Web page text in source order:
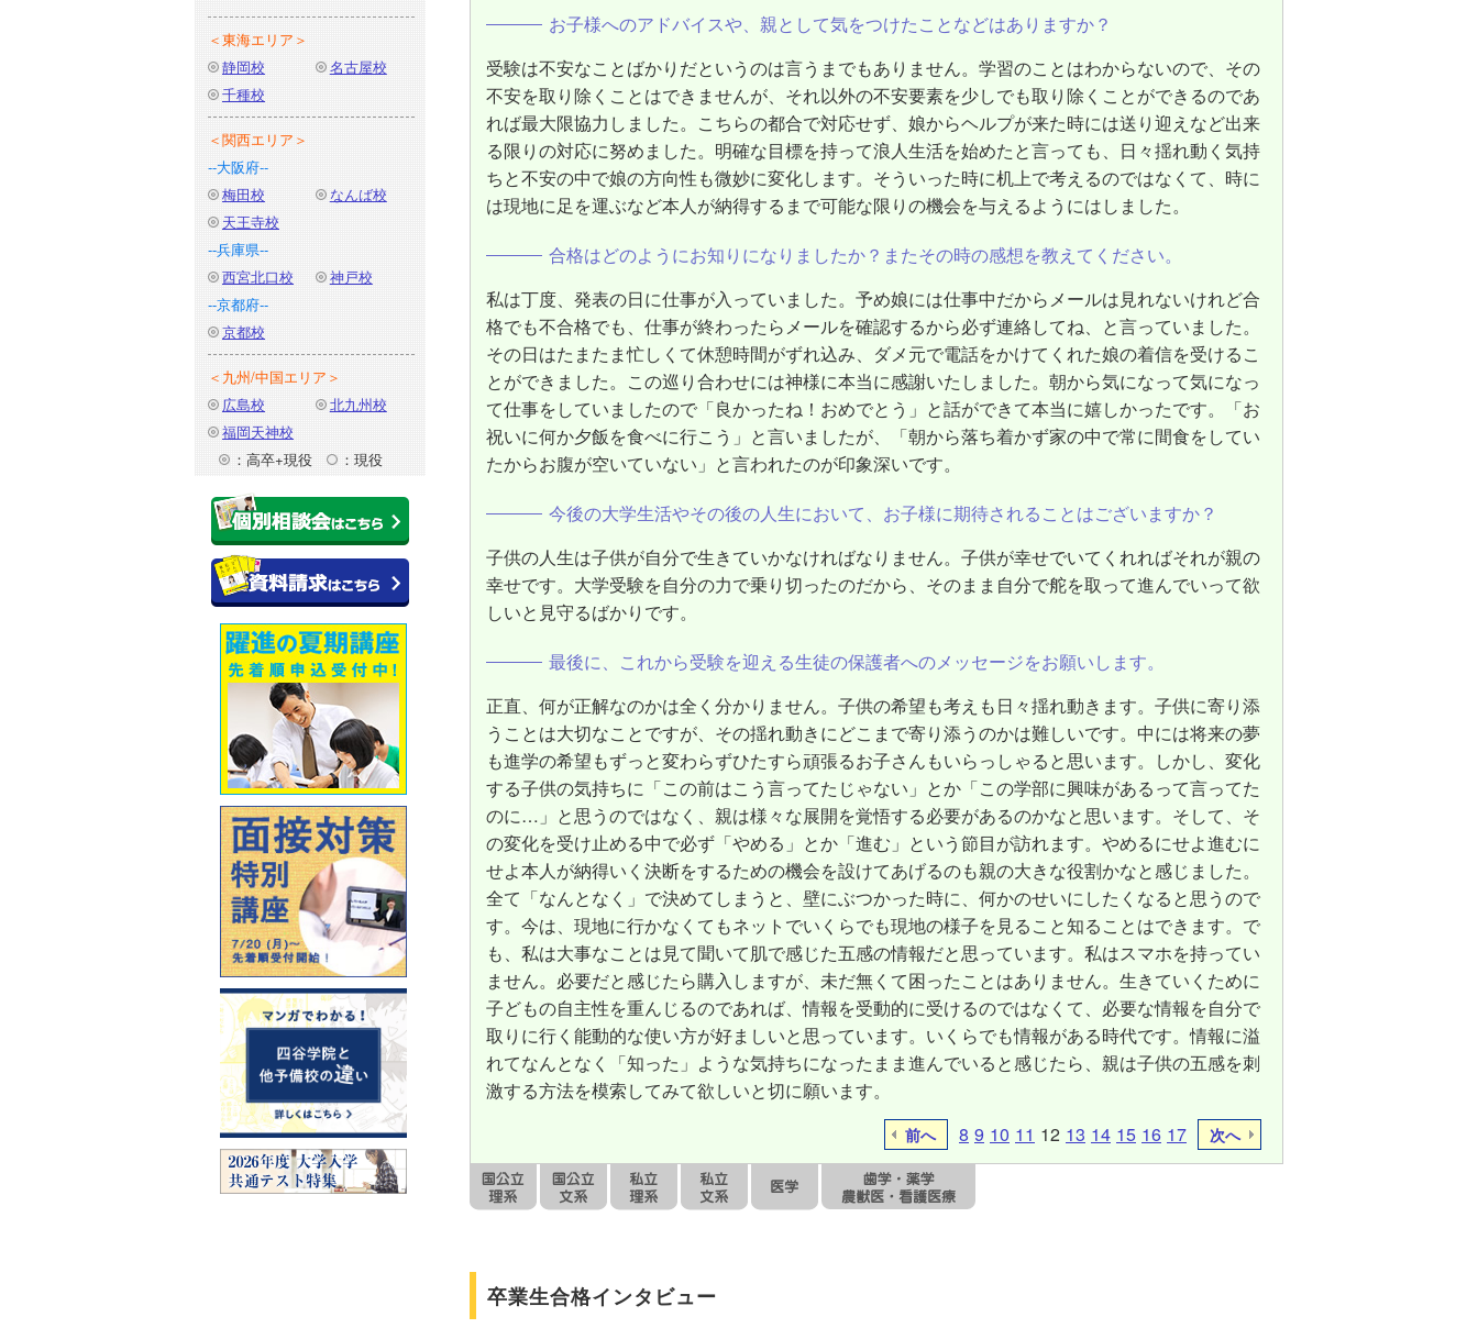
＜東海エリア＞
静岡校
名古屋校
千種校
＜関西エリア＞
--大阪府--
梅田校
なんば校
天王寺校
--兵庫県--
西宮北口校
神戸校
--京都府--
京都校
＜九州/中国エリア＞
広島校
北九州校
福岡天神校
：高卒+現役
：現役
お子様へのアドバイスや、親として気をつけたことなどはありますか？
受験は不安なことばかりだというのは言うまでもありません。学習のことはわからないので、その
不安を取り除くことはできませんが、それ以外の不安要素を少しでも取り除くことができるのであ
れば最大限協力しました。こちらの都合で対応せず、娘からヘルプが来た時には送り迎えなど出来
る限りの対応に努めました。明確な目標を持って浪人生活を始めたと言っても、日々揺れ動く気持
ちと不安の中で娘の方向性も微妙に変化します。そういった時に机上で考えるのではなくて、時に
は現地に足を運ぶなど本人が納得するまで可能な限りの機会を与えるようにはしました。
合格はどのようにお知りになりましたか？またその時の感想を教えてください。
私は丁度、発表の日に仕事が入っていました。予め娘には仕事中だからメールは見れないけれど合
格でも不合格でも、仕事が終わったらメールを確認するから必ず連絡してね、と言っていました。
その日はたまたま忙しくて休憩時間がずれ込み、ダメ元で電話をかけてくれた娘の着信を受けるこ
とができました。この巡り合わせには神様に本当に感謝いたしました。朝から気になって気になっ
て仕事をしていましたので「良かったね！おめでとう」と話ができて本当に嬉しかったです。「お
祝いに何か夕飯を食べに行こう」と言いましたが、「朝から落ち着かず家の中で常に間食をしてい
たからお腹が空いていない」と言われたのが印象深いです。
今後の大学生活やその後の人生において、お子様に期待されることはございますか？
子供の人生は子供が自分で生きていかなければなりません。子供が幸せでいてくれればそれが親の
幸せです。大学受験を自分の力で乗り切ったのだから、そのまま自分で舵を取って進んでいって欲
しいと見守るばかりです。
最後に、これから受験を迎える生徒の保護者へのメッセージをお願いします。
正直、何が正解なのかは全く分かりません。子供の希望も考えも日々揺れ動きます。子供に寄り添
うことは大切なことですが、その揺れ動きにどこまで寄り添うのかは難しいです。中には将来の夢
も進学の希望もずっと変わらずひたすら頑張るお子さんもいらっしゃると思います。しかし、変化
する子供の気持ちに「この前はこう言ってたじゃない」とか「この学部に興味があるって言ってた
のに…」と思うのではなく、親は様々な展開を覚悟する必要があるのかなと思います。そして、そ
の変化を受け止める中で必ず「やめる」とか「進む」という節目が訪れます。やめるにせよ進むに
せよ本人が納得いく決断をするための機会を設けてあげるのも親の大きな役割かなと感じました。
全て「なんとなく」で決めてしまうと、壁にぶつかった時に、何かのせいにしたくなると思うので
す。今は、現地に行かなくてもネットでいくらでも現地の様子を見ること知ることはできます。で
も、私は大事なことは見て聞いて肌で感じた五感の情報だと思っています。私はスマホを持ってい
ません。必要だと感じたら購入しますが、未だ無くて困ったことはありません。生きていくために
子どもの自主性を重んじるのであれば、情報を受動的に受けるのではなくて、必要な情報を自分で
取りに行く能動的な使い方が好ましいと思っています。いくらでも情報がある時代です。情報に溢
れてなんとなく「知った」ような気持ちになったまま進んでいると感じたら、親は子供の五感を刺
激する方法を模索してみて欲しいと切に願います。
前へ 8 9 10 11 12 13 14 15 16 17 次へ
卒業生合格インタビュー